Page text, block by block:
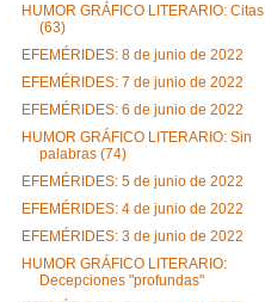
HUMOR GRÁFICO LITERARIO: Citas
(63)
EFEMÉRIDES: 8 de junio de 2022
EFEMÉRIDES: 7 de junio de 2022
EFEMÉRIDES: 6 de junio de 2022
HUMOR GRÁFICO LITERARIO: Sin
palabras (74)
EFEMÉRIDES: 5 de junio de 2022
EFEMÉRIDES: 4 de junio de 2022
EFEMÉRIDES: 3 de junio de 2022
HUMOR GRÁFICO LITERARIO:
Decepciones "profundas"